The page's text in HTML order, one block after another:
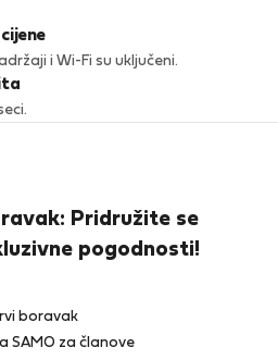
i Wi-Fi su uključeni.
Pridružite se
pogodnosti!
boravak
SAMO za članove